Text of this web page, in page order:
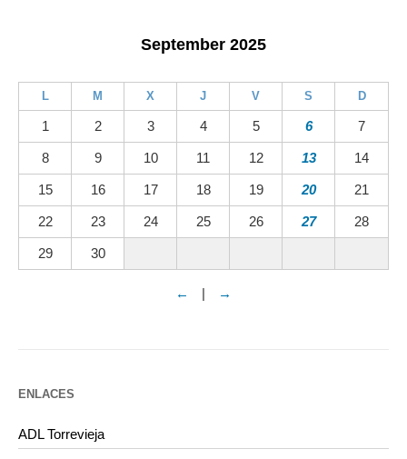
September 2025
L M X J V S D
1 2 3 4 5 6 7
8 9 10 11 12 13 14
15 16 17 18 19 20 21
22 23 24 25 26 27 28
29 30
← →
ENLACES
ADL Torrevieja